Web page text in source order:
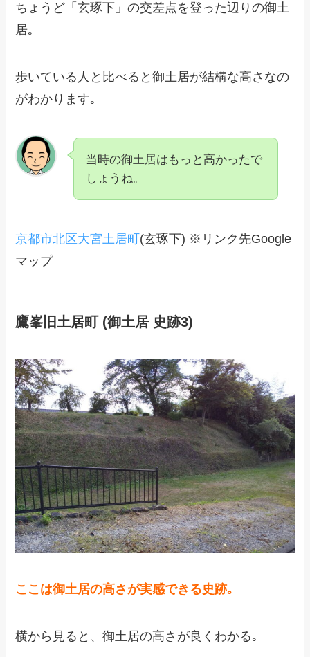
ちょうど「玄琢下」の交差点を登った辺りの御土
居｡
歩いている人と比べると御土居が結構な高さなの
がわかります｡
当時の御土居はもっと高かったで
しょうね。
京都市北区大宮土居町(玄琢下) ※リンク先Google
マップ
鷹峯旧土居町 (御土居 史跡3)
ここは御土居の高さが実感できる史跡｡
横から見ると、御土居の高さが良くわかる｡